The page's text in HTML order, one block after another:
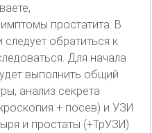
простатита. В
следует обратиться к
Для начала
выполнить общий
анализ секрета
+ посев) и УЗИ
и простаты (+ТрУЗИ).